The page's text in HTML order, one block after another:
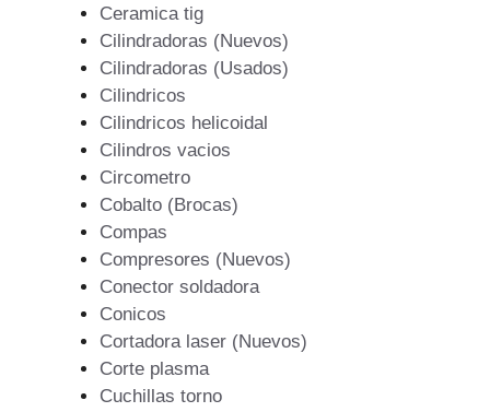
Ceramica tig
Cilindradoras (Nuevos)
Cilindradoras (Usados)
Cilindricos
Cilindricos helicoidal
Cilindros vacios
Circometro
Cobalto (Brocas)
Compas
Compresores (Nuevos)
Conector soldadora
Conicos
Cortadora laser (Nuevos)
Corte plasma
Cuchillas torno